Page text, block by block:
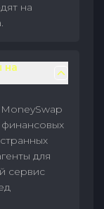
на
на
для
сервис